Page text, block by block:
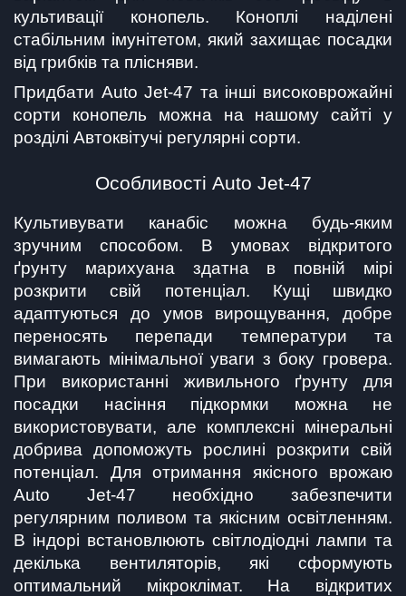
культивації конопель. Коноплі наділені
стабільним імунітетом, який захищає посадки
від грибків та плісняви.
Придбати Auto Jet-47 та інші високоврожайні
сорти конопель можна на нашому сайті у
розділі Автоквітучі регулярні сорти.
Особливості Auto Jet-47
Культивувати канабіс можна будь-яким
зручним способом. В умовах відкритого
ґрунту марихуана здатна в повній мірі
розкрити свій потенціал. Кущі швидко
адаптуються до умов вирощування, добре
переносять перепади температури та
вимагають мінімальної уваги з боку гровера.
При використанні живильного ґрунту для
посадки насіння підкормки можна не
використовувати, але комплексні мінеральні
добрива допоможуть рослині розкрити свій
потенціал. Для отримання якісного врожаю
Auto Jet-47 необхідно забезпечити
регулярним поливом та якісним освітленням.
В індорі встановлюють світлодіодні лампи та
декілька вентиляторів, які сформують
оптимальний мікроклімат. На відкритих